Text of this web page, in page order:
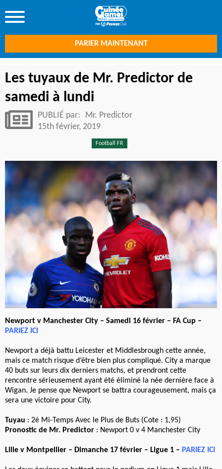
PARIER MAINTENANT
Les tuyaux de Mr. Predictor de
samedi à lundi
PUBLIÉ par:
Mr. Predictor
15th février, 2019
Football FR
Newport v Manchester City – Samedi 16 février – FA Cup –
PARIEZ ICI
Newport a déjà battu Leicester et Middlesbrough cette année,
mais ce match risque d’être bien plus compliqué. City a marque
40 buts sur leurs dix derniers matchs, et prendront cette
rencontre sérieusement ayant été éliminé la née dernière face à
Wigan. Je pense que Newport se battra courageusement, mais ça
sera une victoire pour City.
Tuyau : 2è Mi-Temps Avec le Plus de Buts (Cote : 1,95)
Pronostic de Mr. Predictor : Newport 0 v 4 Manchester City
Lille v Montpellier – Dimanche 17 février – Ligue 1 – PARIEZ ICI